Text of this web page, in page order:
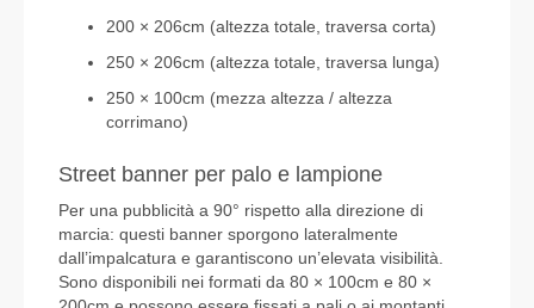
200 × 206cm (altezza totale, traversa corta)
250 × 206cm (altezza totale, traversa lunga)
250 × 100cm (mezza altezza / altezza
corrimano)
Street banner per palo e lampione
Per una pubblicità a 90° rispetto alla direzione di
marcia: questi banner sporgono lateralmente
dall’impalcatura e garantiscono un’elevata visibilità.
Sono disponibili nei formati da 80 × 100cm e 80 ×